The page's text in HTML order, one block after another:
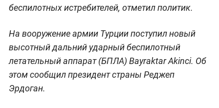
беспилотных истребителей, отметил политик.
На вооружение армии Турции поступил новый
высотный дальний ударный беспилотный
летательный аппарат (БПЛА) Bayraktar Akinci. Об
этом сообщил президент страны Реджеп
Эрдоган.